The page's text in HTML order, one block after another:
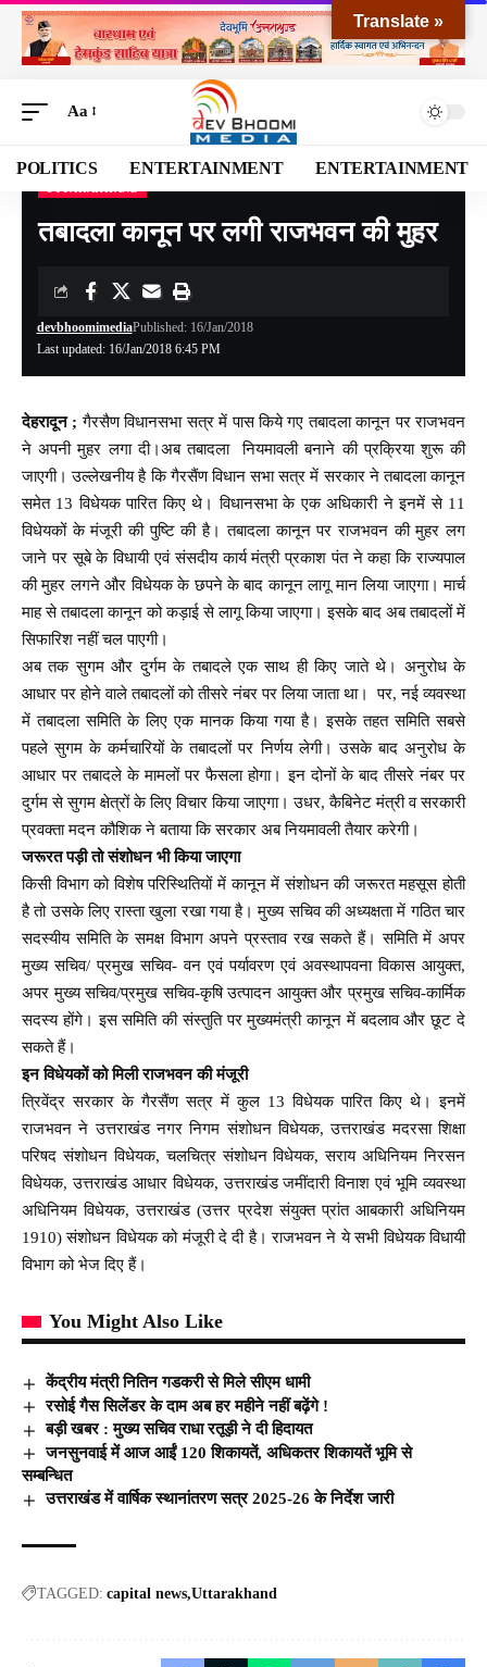
Aa
POLITICS ENTERTAINMENT ENTERTAINMENT
Devbhoomi Media>Blog> NATIONAL>UTTARAKHAND>तबादला कानून पर लगी राजभवन की मुहर
तबादला कानून पर लगी राजभवन की मुहर
Last updated: 16/Jan/2018 6:45 PM
devbhoomimediaPublished: 16/Jan/2018
देहरादून ; गैरसैण विधानसभा सत्र में पास किये गए तबादला कानून पर राजभवन
ने अपनी मुहर लगा दी।अब तबादला नियमावली बनाने की प्रक्रिया शुरू की
जाएगी। उल्लेखनीय है कि गैरसैंण विधान सभा सत्र में सरकार ने तबादला कानून
समेत 13 विधेयक पारित किए थे। विधानसभा के एक अधिकारी ने इनमें से 11
विधेयकों के मंजूरी की पुष्टि की है। तबादला कानून पर राजभवन की मुहर लग
जाने पर सूबे के विधायी एवं संसदीय कार्य मंत्री प्रकाश पंत ने कहा कि राज्यपाल
की मुहर लगने और विधेयक के छपने के बाद कानून लागू मान लिया जाएगा। मार्च
माह से तबादला कानून को कड़ाई से लागू किया जाएगा। इसके बाद अब तबादलों में
सिफारिश नहीं चल पाएगी।
अब तक सुगम और दुर्गम के तबादले एक साथ ही किए जाते थे। अनुरोध के
आधार पर होने वाले तबादलों को तीसरे नंबर पर लिया जाता था। पर, नई व्यवस्था
में तबादला समिति के लिए एक मानक किया गया है। इसके तहत समिति सबसे
पहले सुगम के कर्मचारियों के तबादलों पर निर्णय लेगी। उसके बाद अनुरोध के
आधार पर तबादले के मामलों पर फैसला होगा। इन दोनों के बाद तीसरे नंबर पर
दुर्गम से सुगम क्षेत्रों के लिए विचार किया जाएगा। उधर, कैबिनेट मंत्री व सरकारी
प्रवक्ता मदन कौशिक ने बताया कि सरकार अब नियमावली तैयार करेगी।
जरूरत पड़ी तो संशोधन भी किया जाएगा
किसी विभाग को विशेष परिस्थितियों में कानून में संशोधन की जरूरत महसूस होती
है तो उसके लिए रास्ता खुला रखा गया है। मुख्य सचिव की अध्यक्षता में गठित चार
सदस्यीय समिति के समक्ष विभाग अपने प्रस्ताव रख सकते हैं। समिति में अपर
मुख्य सचिव/ प्रमुख सचिव- वन एवं पर्यावरण एवं अवस्थापवना विकास आयुक्त,
अपर मुख्य सचिव/प्रमुख सचिव-कृषि उत्पादन आयुक्त और प्रमुख सचिव-कार्मिक
सदस्य होंगे। इस समिति की संस्तुति पर मुख्यमंत्री कानून में बदलाव और छूट दे
सकते हैं।
इन विधेयकों को मिली राजभवन की मंजूरी
त्रिवेंद्र सरकार के गैरसैंण सत्र में कुल 13 विधेयक पारित किए थे। इनमें
राजभवन ने उत्तराखंड नगर निगम संशोधन विधेयक, उत्तराखंड मदरसा शिक्षा
परिषद संशोधन विधेयक, चलचित्र संशोधन विधेयक, सराय अधिनियम निरसन
विधेयक, उत्तराखंड आधार विधेयक, उत्तराखंड जमींदारी विनाश एवं भूमि व्यवस्था
अधिनियम विधेयक, उत्तराखंड (उत्तर प्रदेश संयुक्त प्रांत आबकारी अधिनियम
1910) संशोधन विधेयक को मंजूरी दे दी है। राजभवन ने ये सभी विधेयक विधायी
विभाग को भेज दिए हैं।
You Might Also Like
केंद्रीय मंत्री नितिन गडकरी से मिले सीएम धामी
रसोई गैस सिलेंडर के दाम अब हर महीने नहीं बढ़ेंगे !
बड़ी खबर : मुख्य सचिव राधा रतूड़ी ने दी हिदायत
जनसुनवाई में आज आईं 120 शिकायतें, अधिकतर शिकायतें भूमि से
सम्बन्धित
उत्तराखंड में वार्षिक स्थानांतरण सत्र 2025-26 के निर्देश जारी
TAGGED: capital news Uttarakhand
Translate »